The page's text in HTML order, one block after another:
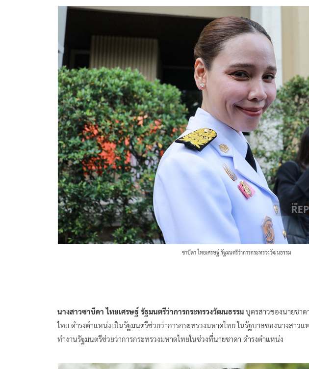
ซาบีดา ไทยเศรษฐ์ รัฐมนตรีว่าการกระทรวงวัฒนธรรม
นางสาวซาบีดา ไทยเศรษฐ์ รัฐมนตรีว่าการกระทรวงวัฒนธรรม บุตรสาวของนายชา
ไทย ดำรงตำแหน่งเป็นรัฐมนตรีช่วยว่าการกระทรวงมหาดไทย ในรัฐบาลของนางสาว
ทำงานรัฐมนตรีช่วยว่าการกระทรวงมหาดไทยในช่วงที่นายชาดา ดำรงตำแหน่ง